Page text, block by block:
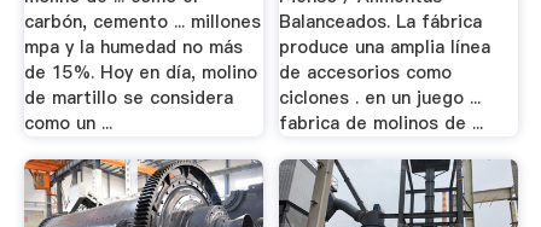
carbón, cemento ... millones
mpa y la humedad no más
de 15%. Hoy en día, molino
de martillo se considera
como un ...
Balanceados. La fábrica
produce una amplia línea
de accesorios como
ciclones . en un juego ...
fabrica de molinos de ...